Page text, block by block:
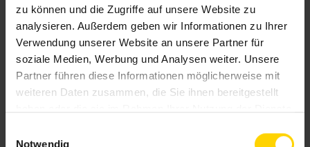
zu können und die Zugriffe auf unsere Website zu
analysieren. Außerdem geben wir Informationen zu Ihrer
Verwendung unserer Website an unsere Partner für
soziale Medien, Werbung und Analysen weiter. Unsere
Partner führen diese Informationen möglicherweise mit
weiteren Daten zusammen, die Sie ihnen bereitgestellt
Notwendig
Schräg-Rollläden
Für gerade und schräge Fenster
Rollladenpanzer fährt vollständig ein